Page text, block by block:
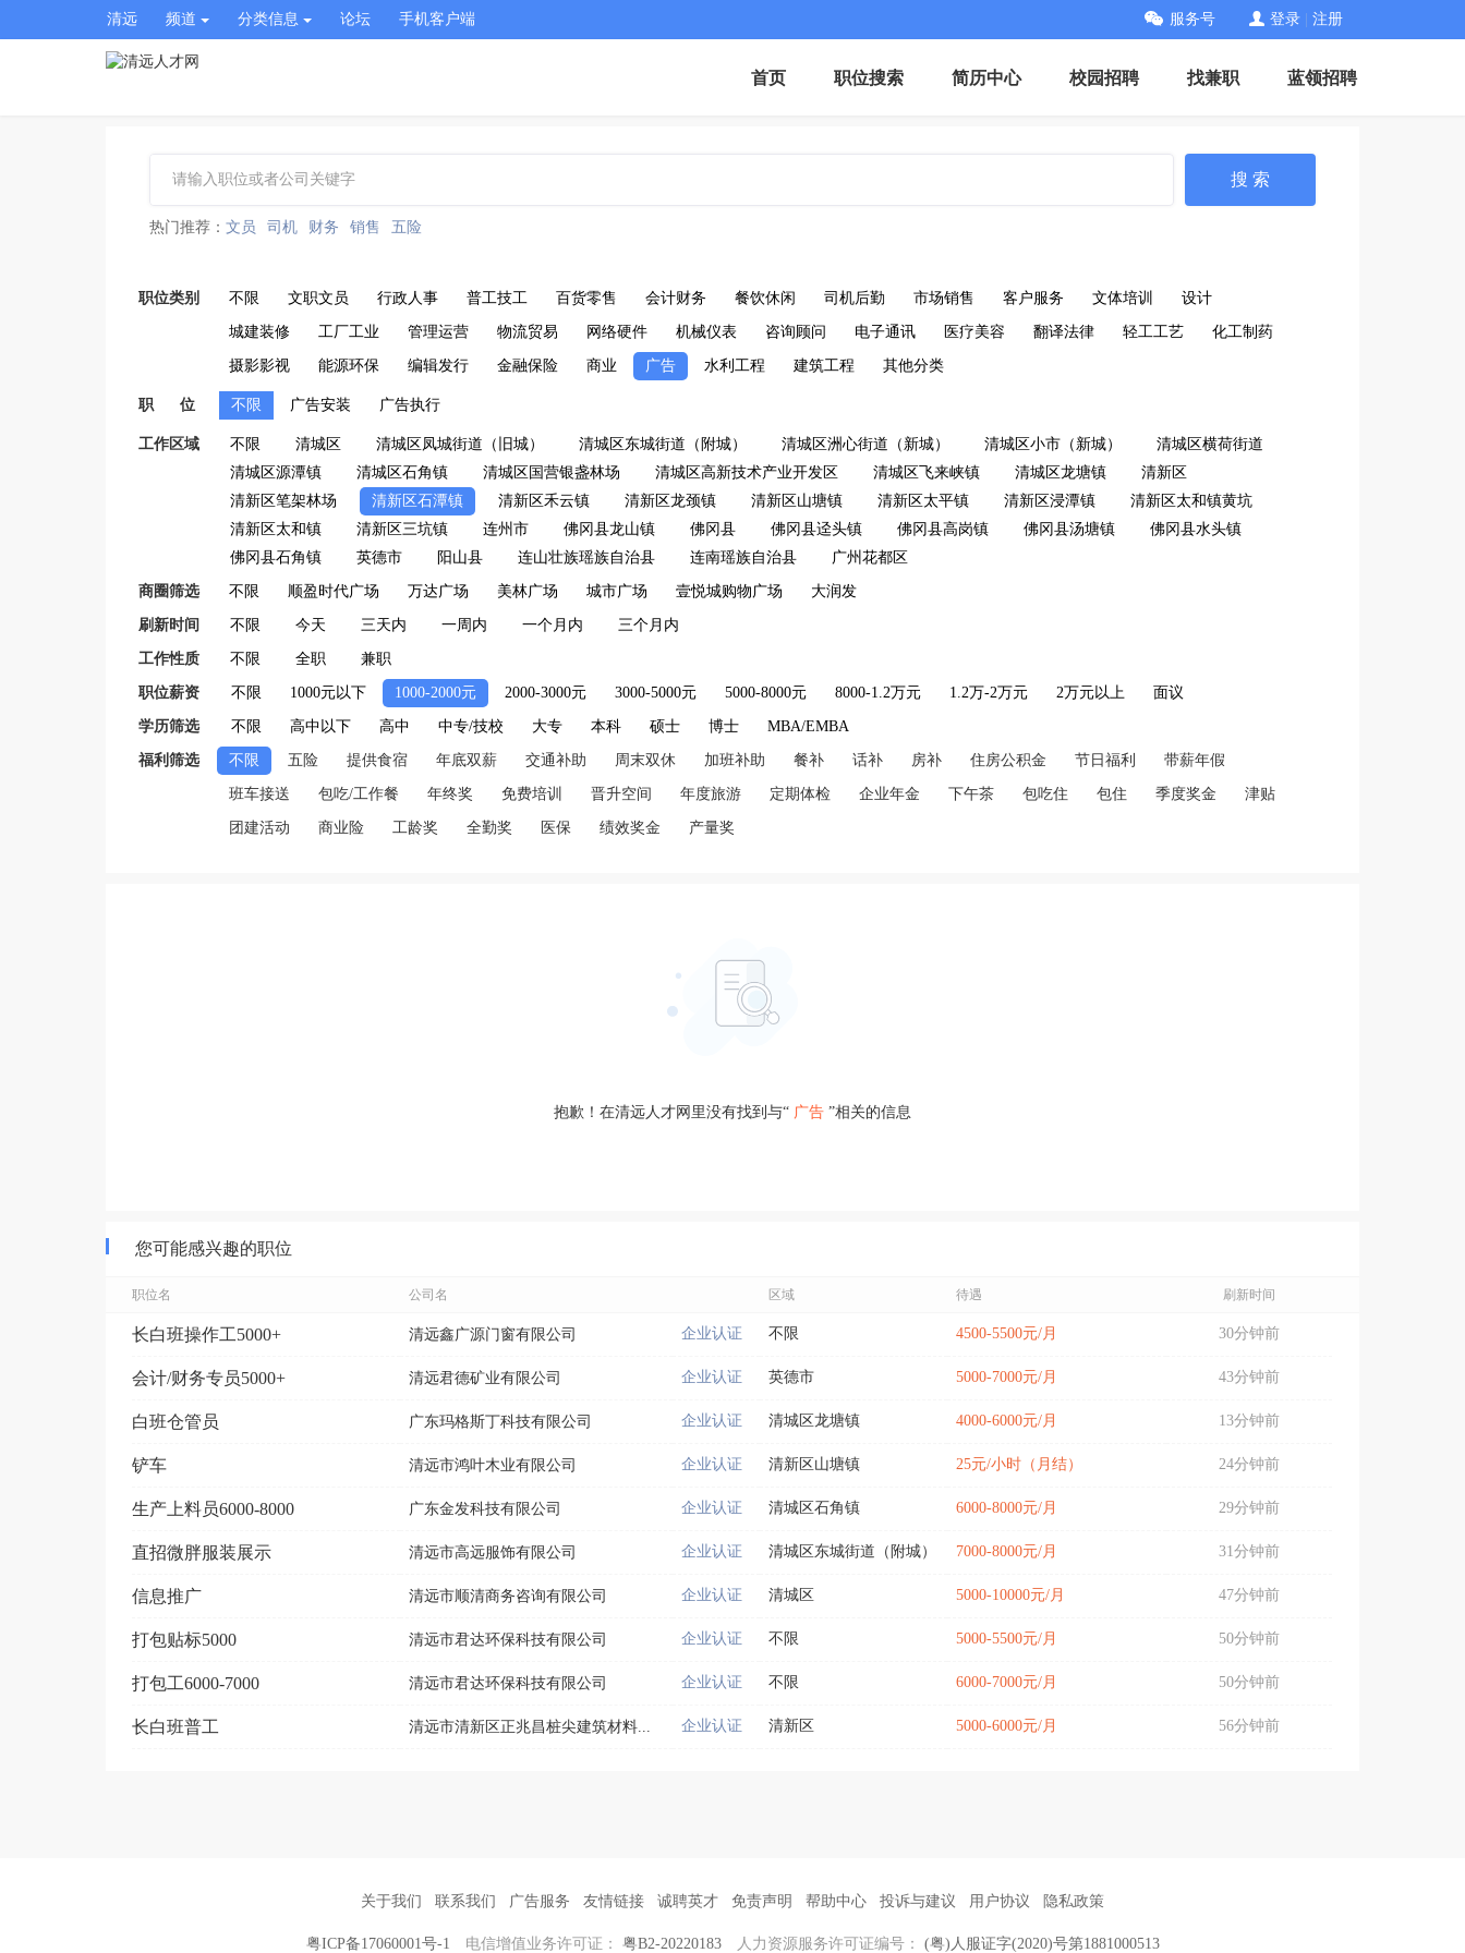
清远 频道 分类信息 论坛 手机客户端 服务号 登录 注册
首页 职位搜索 简历中心 校园招聘 找兼职 蓝领招聘
搜 索
热门推荐： 文员 司机 财务 销售 五险
职位类别 不限 文职文员 行政人事 普工技工 百货零售 会计财务 餐饮休闲 司机后勤 市场销售 客户服务 文体培训 设计
城建装修 工厂工业 管理运营 物流贸易 网络硬件 机械仪表 咨询顾问 电子通讯 医疗美容 翻译法律 轻工工艺 化工制药
摄影影视 能源环保 编辑发行 金融保险 商业 广告 水利工程 建筑工程 其他分类
职 位 不限 广告安装 广告执行
工作区域 不限 清城区 清城区凤城街道（旧城） 清城区东城街道（附城） 清城区洲心街道（新城） 清城区小市（新城）
清城区横荷街道
清城区源潭镇
清城区石角镇 清城区国营银盏林场 清城区高新技术产业开发区 清城区飞来峡镇 清城区龙塘镇
清新区
清新区笔架林场
清新区石潭镇 清新区禾云镇 清新区龙颈镇 清新区山塘镇 清新区太平镇 清新区浸潭镇
清新区太和镇黄坑
清新区太和镇
清新区三坑镇 连州市 佛冈县龙山镇 佛冈县 佛冈县迳头镇 佛冈县高岗镇 佛冈县汤塘镇
佛冈县水头镇
佛冈县石角镇
英德市 阳山县 连山壮族瑶族自治县 连南瑶族自治县 广州花都区
商圈筛选 不限 顺盈时代广场 万达广场 美林广场 城市广场 壹悦城购物广场 大润发
刷新时间 不限 今天 三天内 一周内 一个月内 三个月内
工作性质 不限 全职 兼职
职位薪资 不限 1000元以下 1000-2000元 2000-3000元 3000-5000元 5000-8000元 8000-1.2万元 1.2万-2万元 2万元以上 面议
学历筛选 不限 高中以下 高中 中专/技校 大专 本科 硕士 博士 MBA/EMBA
福利筛选 不限 五险 提供食宿 年底双薪 交通补助 周末双休 加班补助 餐补 话补 房补 住房公积金 节日福利 带薪年假
班车接送 包吃/工作餐 年终奖 免费培训 晋升空间 年度旅游 定期体检 企业年金 下午茶 包吃住 包住 季度奖金 津贴
团建活动 商业险 工龄奖 全勤奖 医保 绩效奖金 产量奖
抱歉！在清远人才网里没有找到与“ 广告 ”相关的信息
您可能感兴趣的职位
职位名 公司名 区域 待遇 刷新时间
长白班操作工5000+ 清远鑫广源门窗有限公司 企业认证 不限 4500-5500元/月 30分钟前
会计/财务专员5000+ 清远君德矿业有限公司 企业认证 英德市 5000-7000元/月 43分钟前
白班仓管员 广东玛格斯丁科技有限公司 企业认证 清城区龙塘镇 4000-6000元/月 13分钟前
铲车 清远市鸿叶木业有限公司 企业认证 清新区山塘镇 25元/小时（月结） 24分钟前
生产上料员6000-8000 广东金发科技有限公司 企业认证 清城区石角镇 6000-8000元/月 29分钟前
直招微胖服装展示 清远市高远服饰有限公司 企业认证 清城区东城街道（附城） 7000-8000元/月 31分钟前
信息推广 清远市顺清商务咨询有限公司 企业认证 清城区 5000-10000元/月 47分钟前
打包贴标5000 清远市君达环保科技有限公司 企业认证 不限 5000-5500元/月 50分钟前
打包工6000-7000 清远市君达环保科技有限公司 企业认证 不限 6000-7000元/月 50分钟前
长白班普工 清远市清新区正兆昌桩尖建筑材料... 企业认证 清新区 5000-6000元/月 56分钟前
关于我们 联系我们 广告服务 友情链接 诚聘英才 免责声明 帮助中心 投诉与建议 用户协议 隐私政策
粤ICP备17060001号-1 电信增值业务许可证： 粤B2-20220183 人力资源服务许可证编号： (粤)人服证字(2020)号第1881000513